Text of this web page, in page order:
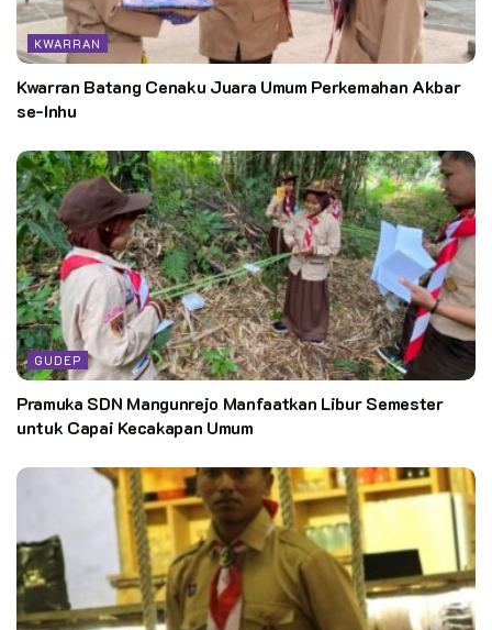
KWARRAN
Kwarran Batang Cenaku Juara Umum Perkemahan Akbar
se-Inhu
GUDEP
Pramuka SDN Mangunrejo Manfaatkan Libur Semester
untuk Capai Kecakapan Umum